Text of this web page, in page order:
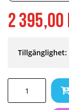
2
Tillgänglighet: